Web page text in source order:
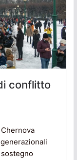
conflitto